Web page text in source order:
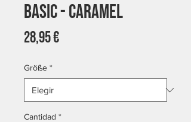
Basic - Caramel
28,95 €Precio
Größe *
Cantidad *